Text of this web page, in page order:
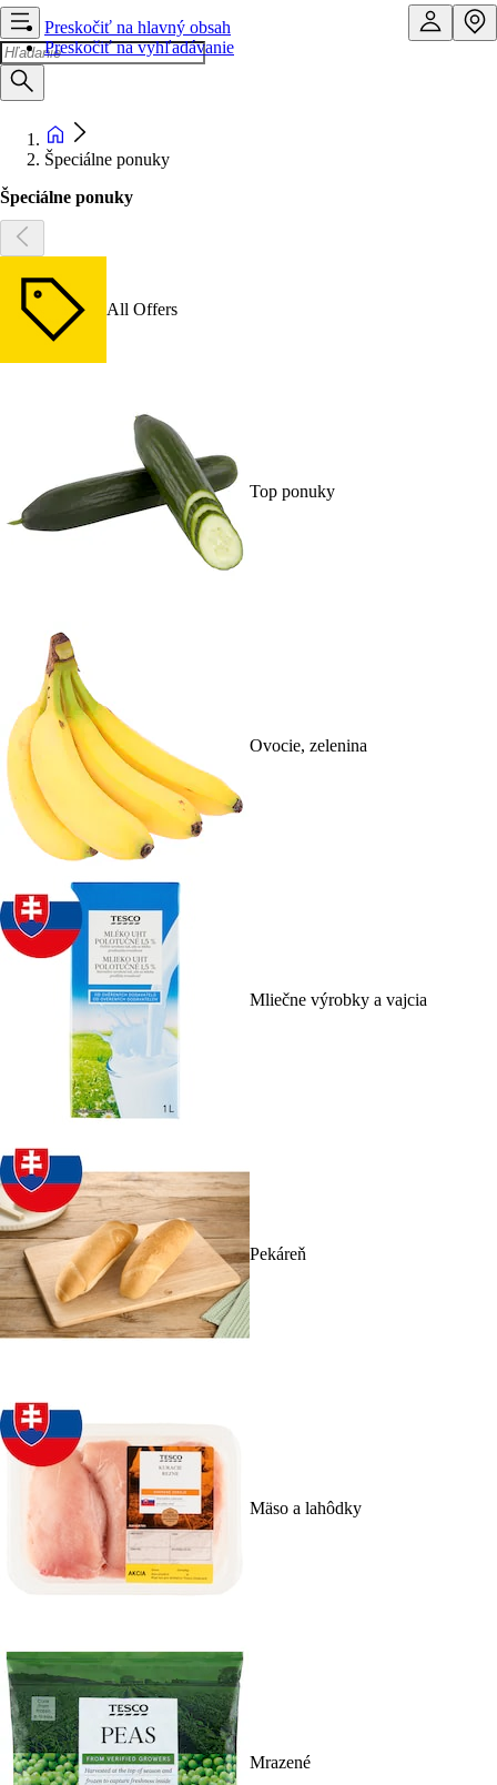
Preskočiť na hlavný obsah
Preskočiť na vyhľadávanie
Špeciálne ponuky
Špeciálne ponuky
All Offers
Top ponuky
Ovocie, zelenina
Mliečne výrobky a vajcia
Pekáreň
Mäso a lahôdky
Mrazené